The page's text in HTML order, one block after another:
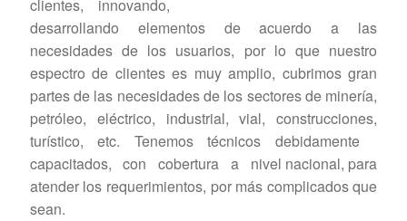
clientes, innovando,
desarrollando elementos de acuerdo a las
necesidades de los usuarios, por lo que nuestro
espectro de clientes es muy amplio, cubrimos gran
partes de las necesidades de los sectores de minería,
petróleo, eléctrico, industrial, vial, construcciones,
turístico, etc. Tenemos técnicos debidamente
capacitados, con cobertura a nivel nacional, para
atender los requerimientos, por más complicados que
sean.